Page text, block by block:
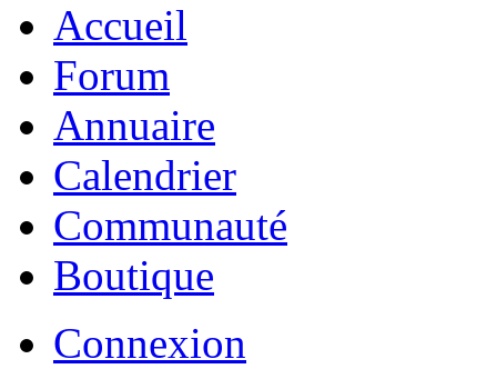
Accueil
Forum
Annuaire
Calendrier
Communauté
Boutique
Connexion